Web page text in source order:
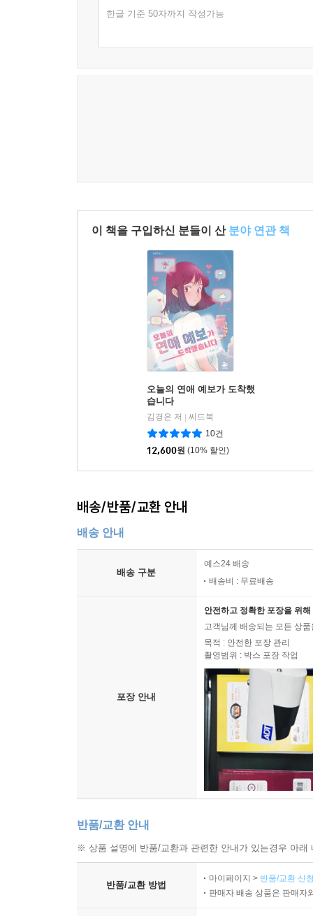
한글 기준 50자까지 작성가능
이 책을 구입하신 분들이 산 분야 연관 책
오늘의 연애 예보가 도착했
습니다
김경은 저
씨드북
10건
12,600원 (10% 할인)
배송/반품/교환 안내
배송 안내
배송 구분
예스24 배송
배송비 : 무료배송
포장 안내
안전하고 정확한 포장을 위
고객님께 배송되는 모든 상
목적 : 안전한 포장 관리
촬영범위 : 박스 포장 작업
반품/교환 안내
※ 상품 설명에 반품/교환과 관련한 안내가 있는경우 아
반품/교환 방법
마이페이지 > 반품/교환 신
판매자 배송 상품은 판매자